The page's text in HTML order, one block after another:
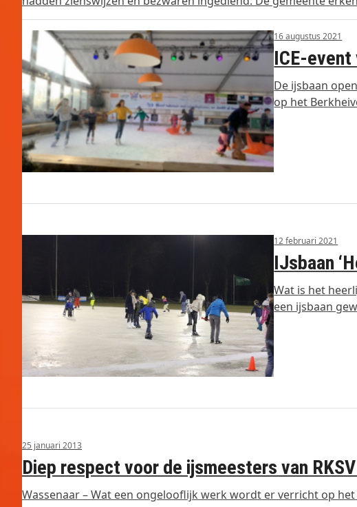
16 augustus 2021
ICE-
De ijsbaan
op het
12 februari 2021
IJsbaan
Wat is het
een ijsbaan
25 januari 2013
Diep respect voor de ijsmeesters van
Wassenaar – Wat een ongelooflijk werk wordt er verricht op